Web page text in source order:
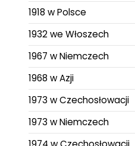
1918 w Polsce
1932 we Włoszech
1967 w Niemczech
1968 w Azji
1973 w Czechosłowacji
1973 w Niemczech